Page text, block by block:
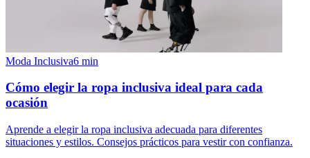
Moda Inclusiva6 min
Cómo elegir la ropa inclusiva ideal para cada
ocasión
Aprende a elegir la ropa inclusiva adecuada para diferentes
situaciones y estilos. Consejos prácticos para vestir con confianza.